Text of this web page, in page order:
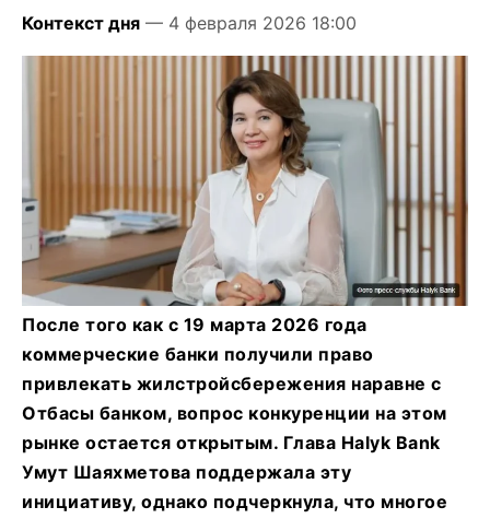
Контекст дня — 4 февраля 2026 18:00
После того как с 19 марта 2026 года
коммерческие банки получили право
привлекать жилстройсбережения наравне с
Отбасы банком, вопрос конкуренции на этом
рынке остается открытым. Глава Halyk Bank
Умут Шаяхметова поддержала эту
инициативу, однако подчеркнула, что многое